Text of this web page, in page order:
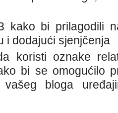
kako bi prilagodili
i dodajući sjenjčenja
koristi oznake
bi se omogućilo
bloga